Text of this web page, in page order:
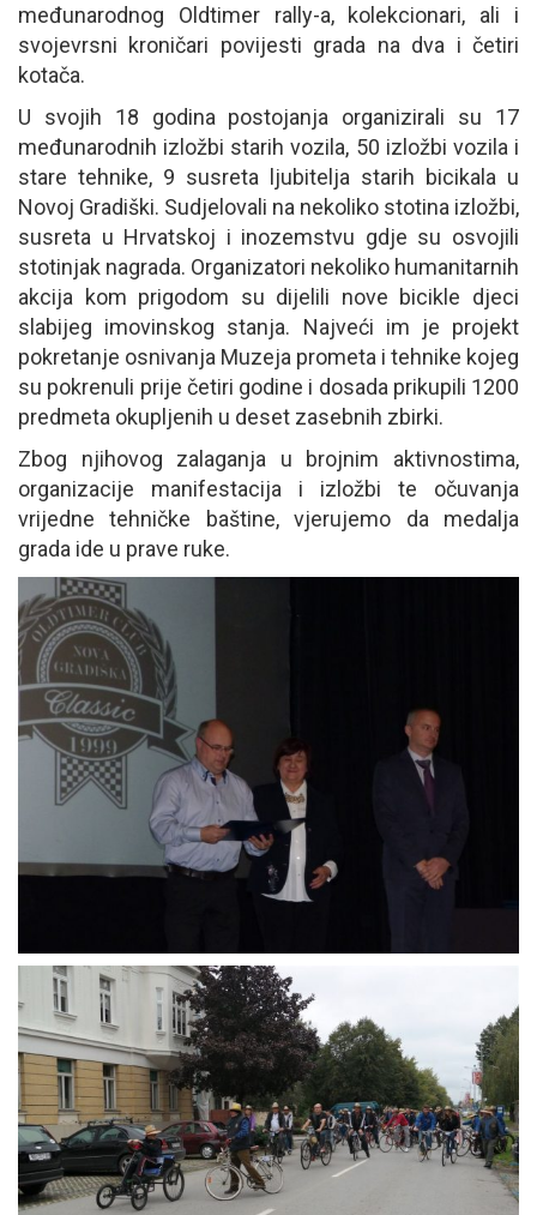
međunarodnog Oldtimer rally-a, kolekcionari, ali i
svojevrsni kroničari povijesti grada na dva i četiri
kotača.
U svojih 18 godina postojanja organizirali su 17
međunarodnih izložbi starih vozila, 50 izložbi vozila i
stare tehnike, 9 susreta ljubitelja starih bicikala u
Novoj Gradiški. Sudjelovali na nekoliko stotina izložbi,
susreta u Hrvatskoj i inozemstvu gdje su osvojili
stotinjak nagrada. Organizatori nekoliko humanitarnih
akcija kom prigodom su dijelili nove bicikle djeci
slabijeg imovinskog stanja. Najveći im je projekt
pokretanje osnivanja Muzeja prometa i tehnike kojeg
su pokrenuli prije četiri godine i dosada prikupili 1200
predmeta okupljenih u deset zasebnih zbirki.
Zbog njihovog zalaganja u brojnim aktivnostima,
organizacije manifestacija i izložbi te očuvanja
vrijedne tehničke baštine, vjerujemo da medalja
grada ide u prave ruke.